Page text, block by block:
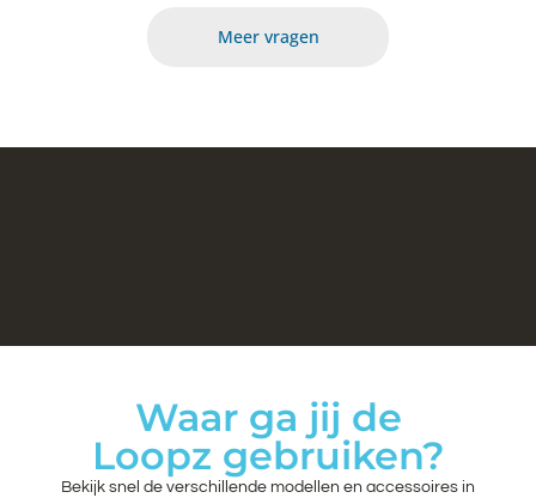
Meer vragen
Waar ga jij de
Loopz gebruiken?
Bekijk snel de verschillende modellen en accessoires in